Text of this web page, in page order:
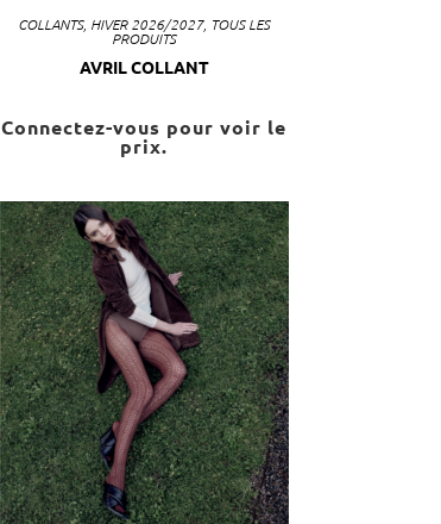
COLLANTS, HIVER 2026/2027, TOUS LES
PRODUITS
AVRIL COLLANT
Connectez-vous pour voir le
prix.